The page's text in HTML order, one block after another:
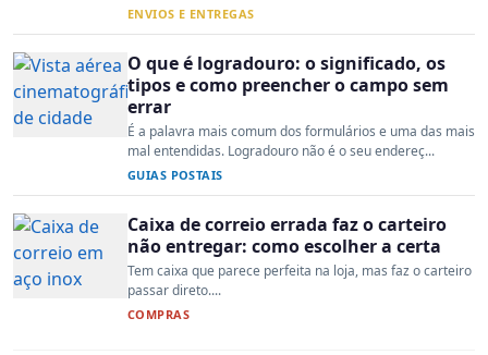
ENVIOS E ENTREGAS
O que é logradouro: o significado, os
tipos e como preencher o campo sem
errar
É a palavra mais comum dos formulários e uma das mais
mal entendidas. Logradouro não é o seu endereç...
GUIAS POSTAIS
Caixa de correio errada faz o carteiro
não entregar: como escolher a certa
Tem caixa que parece perfeita na loja, mas faz o carteiro
passar direto....
COMPRAS